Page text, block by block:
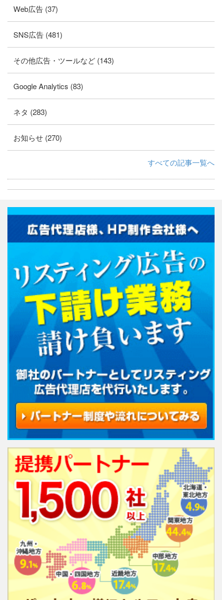
Web広告 (37)
SNS広告 (481)
その他広告・ツールなど (143)
Google Analytics (83)
ネタ (283)
お知らせ (270)
すべての記事一覧へ